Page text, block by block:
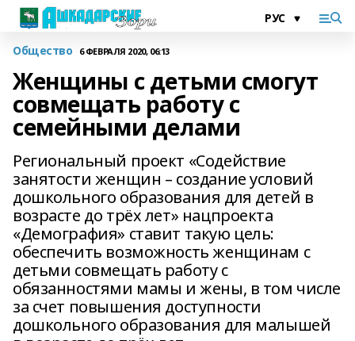
Общество 6 ФЕВРАЛЯ 2020, 06:13
Женщины с детьми смогут
совмещать работу с
семейными делами
Региональный проект «Содействие
занятости женщин – создание условий
дошкольного образования для детей в
возрасте до трёх лет» нацпроекта
«Демография» ставит такую цель:
обеспечить возможность женщинам с
детьми совмещать работу с
обязанностями мамы и жены, в том числе
за счет повышения доступности
дошкольного образования для малышей